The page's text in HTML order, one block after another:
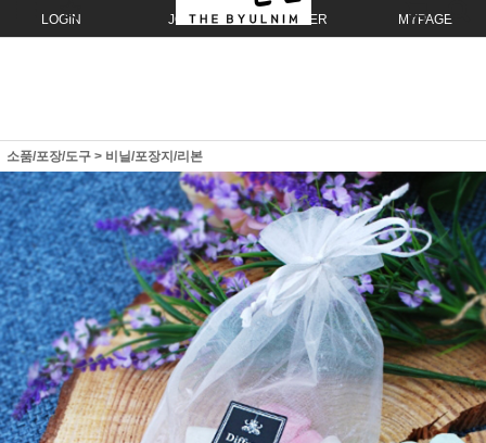
LOGIN JOIN ORDER MYPAGE
소품/포장/도구 > 비닐/포장지/리본